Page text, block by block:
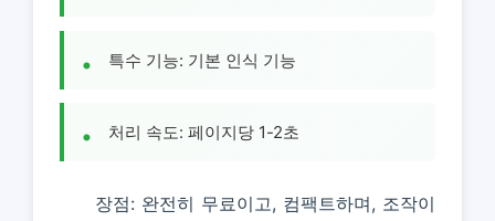
특수 기능: 기본 인식 기능
처리 속도: 페이지당 1-2초
장점: 완전히 무료이고, 컴팩트하며, 조작이